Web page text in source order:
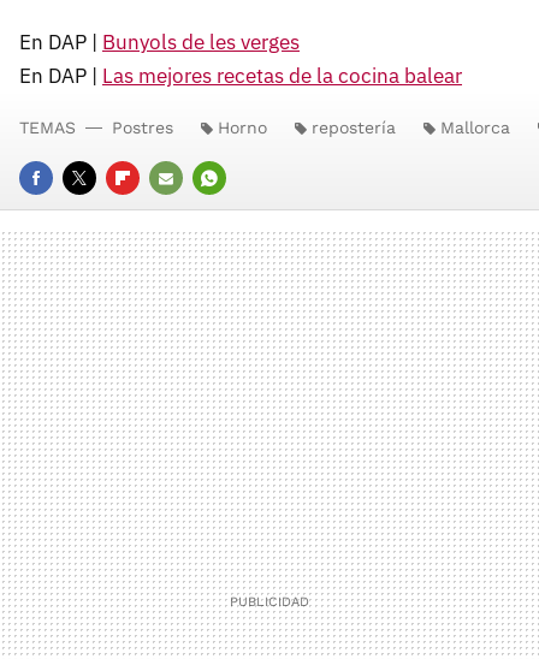
En DAP | Bunyols de les verges
En DAP | Las mejores recetas de la cocina balear
FACEBOOK
TWITTERFLIPBOARD
E-
MAIL
WHATSAPP
TEMAS Postres Horno repostería Mallorca